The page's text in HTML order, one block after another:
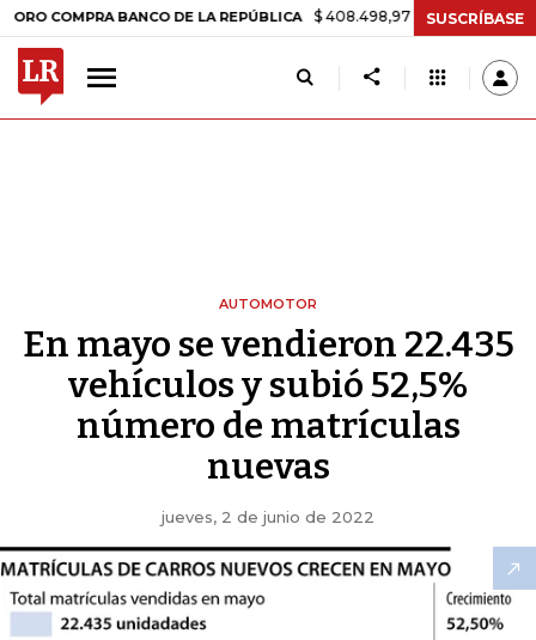
BANCO DE LA REPÚBLICA $ 408.498,97 +$ 8.753,81 +2,19%
SUSCRÍBASE
AUTOMOTOR
En mayo se vendieron 22.435
vehículos y subió 52,5%
número de matrículas
nuevas
jueves, 2 de junio de 2022